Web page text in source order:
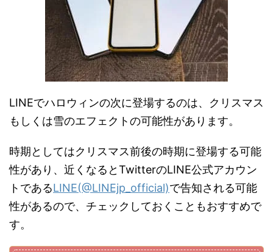
LINEでハロウィンの次に登場するのは、クリスマス
もしくは雪のエフェクトの可能性があります。
時期としてはクリスマス前後の時期に登場する可能
性があり、近くなるとTwitterのLINE公式アカウン
トであるLINE(@LINEjp_official)で告知される可能
性があるので、チェックしておくこともおすすめで
す。